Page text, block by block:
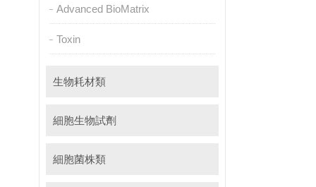
Advanced BioMatrix
Toxin
生物耗材類
細胞生物試劑
細胞菌株類